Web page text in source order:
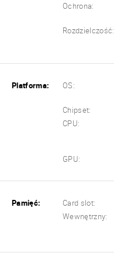
Ochrona:
Rozdzielczość:
Platforma: OS:
Chipset:
CPU:
GPU:
Pamięć: Card slot:
Wewnętrzny: